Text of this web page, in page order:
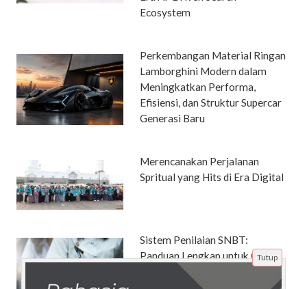
Ecosystem
Perkembangan Material Ringan
Lamborghini Modern dalam
Meningkatkan Performa,
Efisiensi, dan Struktur Supercar
Generasi Baru
Merencanakan Perjalanan
Spritual yang Hits di Era Digital
Sistem Penilaian SNBT:
Panduan Lengkap untuk Orang
Tua Mendukung Anak
Tutup